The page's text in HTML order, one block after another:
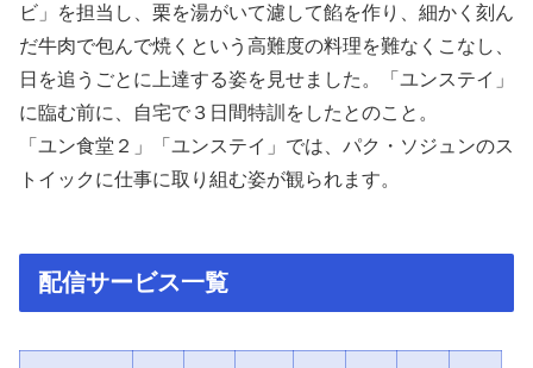
ビ」を担当し、栗を湯がいて濾して餡を作り、細かく刻ん
だ牛肉で包んで焼くという高難度の料理を難なくこなし、
日を追うごとに上達する姿を見せました。「ユンステイ」
に臨む前に、自宅で３日間特訓をしたとのこと。
「ユン食堂２」「ユンステイ」では、パク・ソジュンのス
トイックに仕事に取り組む姿が観られます。
配信サービス一覧